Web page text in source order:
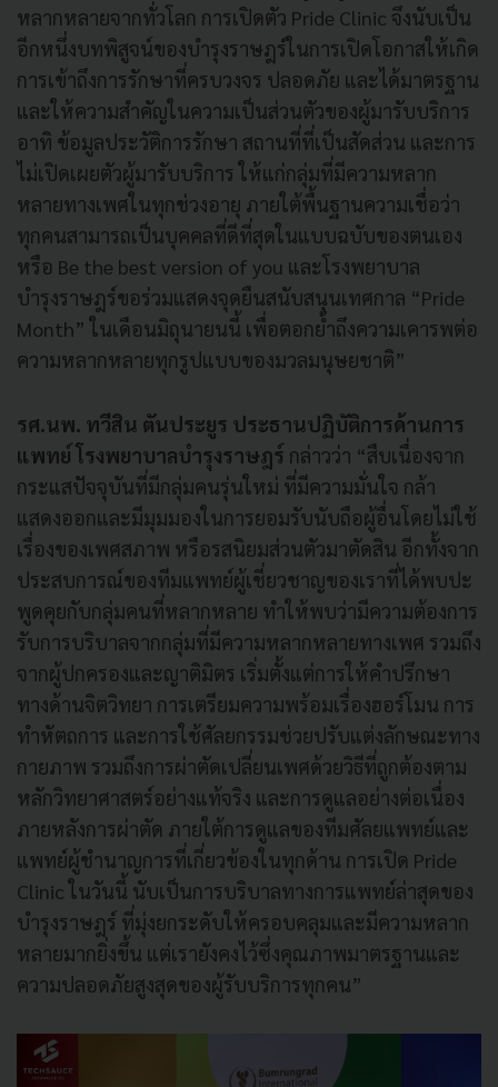
หลากหลายจากทั่วโลก การเปิดตัว Pride Clinic จึงนับเป็น
อีกหนึ่งบทพิสูจน์ของบำรุงราษฎร์ในการเปิดโอกาสให้เกิด
การเข้าถึงการรักษาที่ครบวงจร ปลอดภัย และได้มาตรฐาน
และให้ความสำคัญในความเป็นส่วนตัวของผู้มารับบริการ
อาทิ ข้อมูลประวัติการรักษา สถานที่ที่เป็นสัดส่วน และการ
ไม่เปิดเผยตัวผู้มารับบริการ ให้แก่กลุ่มที่มีความหลาก
หลายทางเพศในทุกช่วงอายุ ภายใต้พื้นฐานความเชื่อว่า
ทุกคนสามารถเป็นบุคคลที่ดีที่สุดในแบบฉบับของตนเอง
หรือ Be the best version of you และโรงพยาบาล
บำรุงราษฎร์ขอร่วมแสดงจุดยืนสนับสนุนเทศกาล “Pride
Month” ในเดือนมิถุนายนนี้ เพื่อตอกย้ำถึงความเคารพต่อ
ความหลากหลายทุกรูปแบบของมวลมนุษยชาติ”
รศ.นพ. ทวีสิน ตันประยูร ประธานปฏิบัติการด้านการ
แพทย์ โรงพยาบาลบำรุงราษฎร์ กล่าวว่า “สืบเนื่องจาก
กระแสปัจจุบันที่มีกลุ่มคนรุ่นใหม่ ที่มีความมั่นใจ กล้า
แสดงออกและมีมุมมองในการยอมรับนับถือผู้อื่นโดยไม่ใช้
เรื่องของเพศสภาพ หรือรสนิยมส่วนตัวมาตัดสิน อีกทั้งจาก
ประสบการณ์ของทีมแพทย์ผู้เชี่ยวชาญของเราที่ได้พบปะ
พูดคุยกับกลุ่มคนที่หลากหลาย ทำให้พบว่ามีความต้องการ
รับการบริบาลจากกลุ่มที่มีความหลากหลายทางเพศ รวมถึง
จากผู้ปกครองและญาติมิตร เริ่มตั้งแต่การให้คำปรึกษา
ทางด้านจิตวิทยา การเตรียมความพร้อมเรื่องฮอร์โมน การ
ทำหัตถการ และการใช้ศัลยกรรมช่วยปรับแต่งลักษณะทาง
กายภาพ รวมถึงการผ่าตัดเปลี่ยนเพศด้วยวิธีที่ถูกต้องตาม
หลักวิทยาศาสตร์อย่างแท้จริง และการดูแลอย่างต่อเนื่อง
ภายหลังการผ่าตัด ภายใต้การดูแลของทีมศัลยแพทย์และ
แพทย์ผู้ชำนาญการที่เกี่ยวข้องในทุกด้าน การเปิด Pride
Clinic ในวันนี้ นับเป็นการบริบาลทางการแพทย์ล่าสุดของ
บำรุงราษฎร์ ที่มุ่งยกระดับให้ครอบคลุมและมีความหลาก
หลายมากยิ่งขึ้น แต่เรายังคงไว้ซึ่งคุณภาพมาตรฐานและ
ความปลอดภัยสูงสุดของผู้รับบริการทุกคน”